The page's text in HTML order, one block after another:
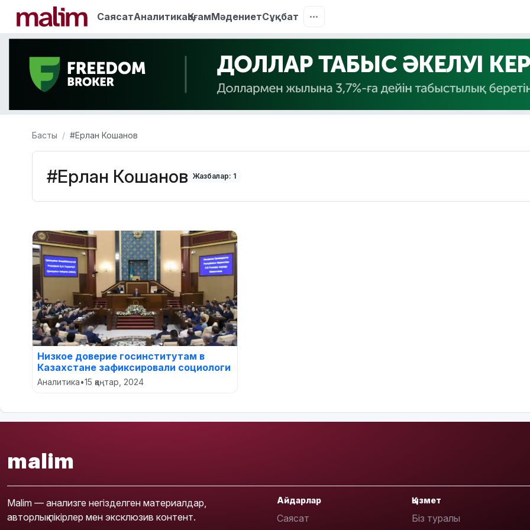
СаясатАналитикаҚоғамМәдениетСұқбат
Басты #Ерлан Кошанов
#Ерлан Кошанов Жазбалар: 1
Низкое доверие госинститутам в
Казахстане зафиксировали социологи
Аналитика•15 қаңтар, 2024
malim
Malim — анализге негізделген материалдар,
авторлық пікірлер мен эксклюзив контент.
Айдарлар
Саясат
Қызмет
Біз туралы